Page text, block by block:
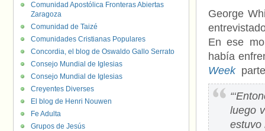
George
En ese
había
Week
luego
estuvo
Comunidad Apostólica Fronteras Abiertas
Zaragoza
Comunidad de Taizé
Comunidades Cristianas Populares
Concordia, el blog de Oswaldo Gallo Serrato
Consejo Mundial de Iglesias
Consejo Mundial de Iglesias
Creyentes Diverses
El blog de Henri Nouwen
Fe Adulta
Grupos de Jesús